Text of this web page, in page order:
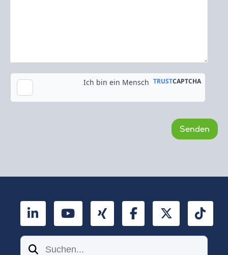
Kopie an meine E-Mail-Adresse senden
LinkedInYouTubeXing FacebookTwitter
Suchen